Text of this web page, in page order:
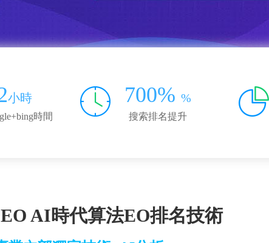
小時
時間
700% %
搜索排名提升
AI時代算法EO排名技術